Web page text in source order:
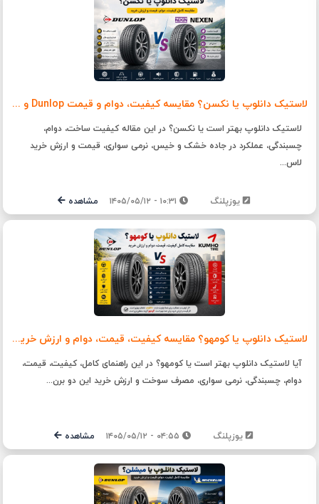
لاستیک دانلوپ یا نکسن؟ مقایسه کیفیت، دوام و قیمت Dunlop و Nexen
لاستیک دانلوپ بهتر است یا نکسن؟ در این مقاله کیفیت ساخت، دوام،
چسبندگی، عملکرد در جاده خشک و خیس، نرمی سواری، قیمت و ارزش خرید
لاس...
یوزپلنگ مشاهده
لاستیک دانلوپ یا کومهو؟ مقایسه کیفیت، قیمت، دوام و ارزش خرید | یوزپلنگ
آیا لاستیک دانلوپ بهتر است یا کومهو؟ در این راهنمای کامل، کیفیت، قیمت،
دوام، چسبندگی، نرمی سواری، مصرف سوخت و ارزش خرید این دو برن...
یوزپلنگ مشاهده